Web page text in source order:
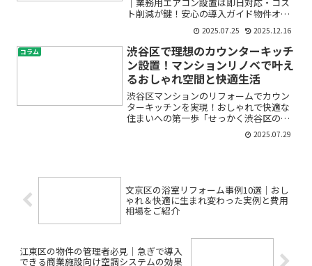
｜業務用エアコン設置は即日対応・コス
ト削減が鍵！安心の導入ガイド物件オー
ナーの皆さまへ——突然の業務用エアコ
ン故障や、急なテナント入れ替えで「す
ぐにエアコンを設置したい」「費用もな
るべく抑えたい」とお困り...
2025.07.25 2025.12.16
コラム
渋谷区で理想のカウンターキッチ
ン設置！マンションリノベで叶え
るおしゃれ空間と快適生活
渋谷区マンションのリフォームでカウン
ターキッチンを実現！おしゃれで快適な
住まいへの第一歩「せっかく渋谷区のマ
ンションに住むなら、もっとおしゃれで
使いやすいキッチンにしたい」「カウン
2025.07.29
文京区の浴室リフォーム事例10選｜おし
ゃれ＆快適に生まれ変わった実例と費用
相場をご紹介
江東区の物件の管理者必見｜急ぎで導入
できる商業施設向け空調システムの効果